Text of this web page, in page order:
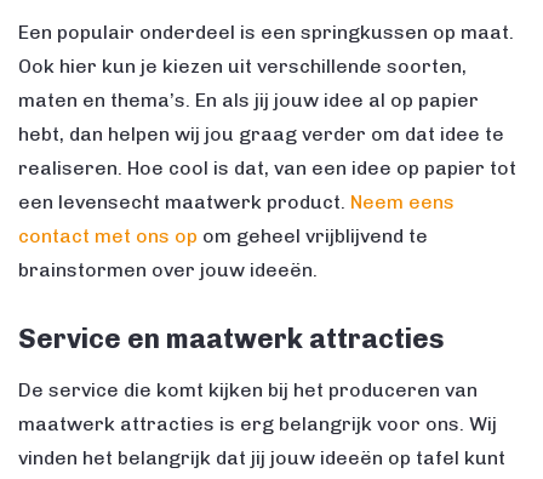
Een populair onderdeel is een springkussen op maat.
Ook hier kun je kiezen uit verschillende soorten,
maten en thema’s. En als jij jouw idee al op papier
hebt, dan helpen wij jou graag verder om dat idee te
realiseren. Hoe cool is dat, van een idee op papier tot
een levensecht maatwerk product. Neem eens
contact met ons op om geheel vrijblijvend te
brainstormen over jouw ideeën.
Service en maatwerk attracties
De service die komt kijken bij het produceren van
maatwerk attracties is erg belangrijk voor ons. Wij
vinden het belangrijk dat jij jouw ideeën op tafel kunt